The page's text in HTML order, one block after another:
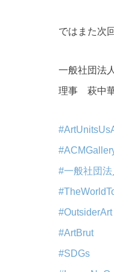
ではまた次
一般社団法
理事 萩中
#一般社団
#OutsiderArt
#ArtBrut
#SDGs